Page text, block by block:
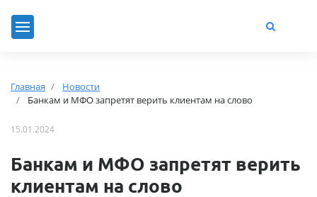
Главная
Новости
Банкам и МФО запретят верить клиентам на слово
15.01.2024
Банкам и МФО запретят верить
клиентам на слово